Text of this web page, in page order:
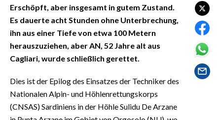
NOTIZIE
EVENTI
#CARAUNIONE
FOTO
Erschöpft, aber insgesamt in gutem Zustand.
Es dauerte acht Stunden ohne Unterbrechung,
ihn aus einer Tiefe von etwa 100 Metern
herauszuziehen, aber AN, 52 Jahre alt aus
Cagliari, wurde schließlich gerettet.
Dies ist der Epilog des Einsatzes der Techniker des
Nationalen Alpin- und Höhlenrettungskorps
(CNSAS) Sardiniens in der Höhle Sulidu De Arzane